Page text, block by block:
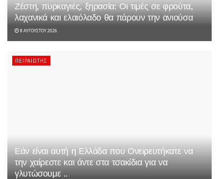
Ζέστη, πυρκαγιές, ξηρασία: Οι τιμές σε φρούτα,
λαχανικά και ελαιόλαδο θα πάρουν την ανιούσα
8 ΑΥΓΟΎΣΤΟΥ 2026
ΠΕΙΡΑΙΏΤΗΣ
Εάν είναι αυτή η Ελλάδα που Ονειρευτήκατε να
την χαίρεστε και άντε στα τσακίδια για να
γλυτώσουμε ..